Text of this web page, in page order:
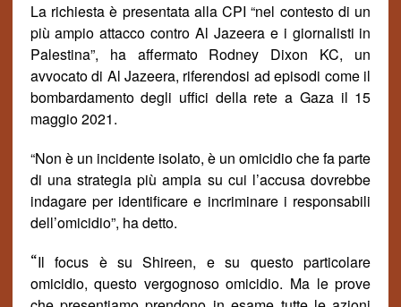
La richiesta è presentata alla CPI “nel contesto di un
più ampio attacco contro Al Jazeera e i giornalisti in
Palestina”, ha affermato Rodney Dixon KC, un
avvocato di Al Jazeera, riferendosi ad episodi come il
bombardamento degli uffici della rete a Gaza il 15
maggio 2021.
“Non è un incidente isolato, è un omicidio che fa parte
di una strategia più ampia su cui l’accusa dovrebbe
indagare per identificare e incriminare i responsabili
dell’omicidio”, ha detto.
“Il focus è su Shireen, e su questo particolare
omicidio, questo vergognoso omicidio. Ma le prove